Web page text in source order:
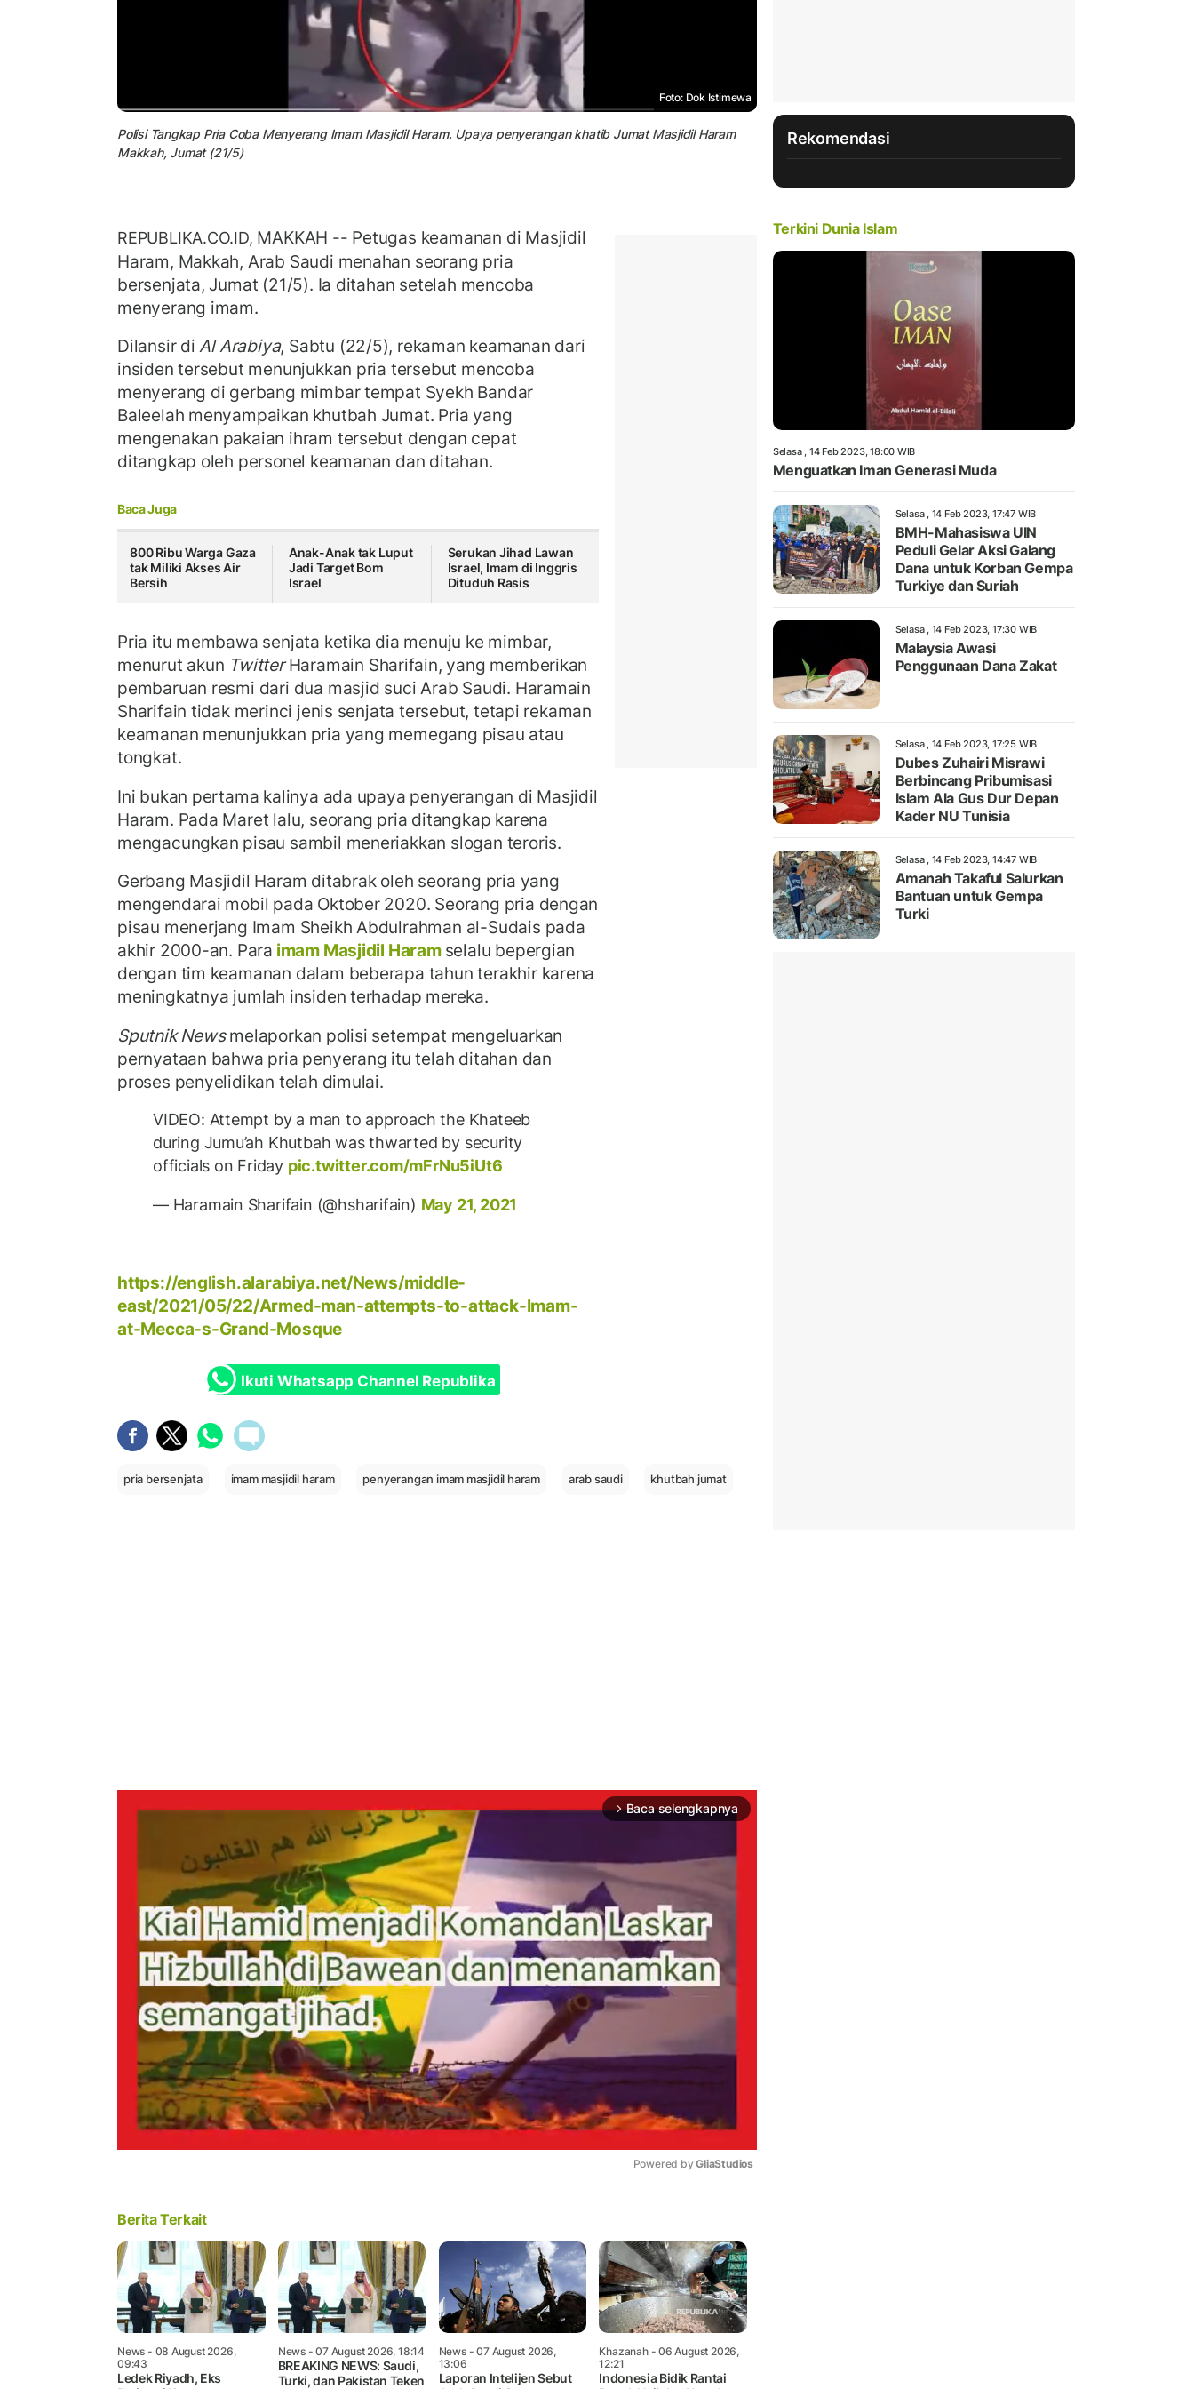
Foto: Dok Istimewa
Polisi Tangkap Pria Coba Menyerang Imam Masjidil Haram. Upaya penyerangan khatib Jumat Masjidil Haram
Makkah, Jumat (21/5)
REPUBLIKA.CO.ID, MAKKAH -- Petugas keamanan di Masjidil
Haram, Makkah, Arab Saudi menahan seorang pria
bersenjata, Jumat (21/5). Ia ditahan setelah mencoba
menyerang imam.
Dilansir diAl Arabiya, Sabtu (22/5), rekaman keamanan dari
insiden tersebut menunjukkan pria tersebut mencoba
menyerang di gerbang mimbar tempat Syekh Bandar
Baleelah menyampaikan khutbah Jumat. Pria yang
mengenakan pakaian ihram tersebut dengan cepat
ditangkap oleh personel keamanan dan ditahan.
Baca Juga
800 Ribu Warga Gaza
tak Miliki Akses Air
Bersih
Anak-Anak tak Luput
Jadi Target Bom
Israel
Serukan Jihad Lawan
Israel, Imam di Inggris
Dituduh Rasis
Pria itu membawa senjata ketika dia menuju ke mimbar,
menurut akun TwitterHaramain Sharifain, yang memberikan
pembaruan resmi dari dua masjid suci Arab Saudi. Haramain
Sharifain tidak merinci jenis senjata tersebut, tetapi rekaman
keamanan menunjukkan pria yang memegang pisau atau
tongkat.
Ini bukan pertama kalinya ada upaya penyerangan di Masjidil
Haram. Pada Maret lalu, seorang pria ditangkap karena
mengacungkan pisau sambil meneriakkan slogan teroris.
Gerbang Masjidil Haram ditabrak oleh seorang pria yang
mengendarai mobil pada Oktober 2020. Seorang pria dengan
pisau menerjang Imam Sheikh Abdulrahman al-Sudais pada
akhir 2000-an. Para imam Masjidil Haram selalu bepergian
dengan tim keamanan dalam beberapa tahun terakhir karena
meningkatnya jumlah insiden terhadap mereka.
Sputnik Newsmelaporkan polisi setempat mengeluarkan
pernyataan bahwa pria penyerang itu telah ditahan dan
proses penyelidikan telah dimulai.
VIDEO: Attempt by a man to approach the Khateeb
during Jumu’ah Khutbah was thwarted by security
officials on Friday pic.twitter.com/mFrNu5iUt6
— Haramain Sharifain (@hsharifain) May 21, 2021
https://english.alarabiya.net/News/middle-
east/2021/05/22/Armed-man-attempts-to-attack-Imam-
at-Mecca-s-Grand-Mosque
Ikuti Whatsapp Channel Republika
pria bersenjata imam masjidil haram penyerangan imam masjidil haram arab saudi khutbah jumat
arrow_forward_ios Baca selengkapnya
Powered by GliaStudios
Berita Terkait
News - 08 August 2026,
09:43
Ledek Riyadh, Eks
News- 07 August 2026, 18:14
BREAKING NEWS: Saudi,
Turki, dan Pakistan Teken
News- 07 August 2026,
13:06
Laporan Intelijen Sebut
Khazanah- 06 August 2026,
12:21
Indonesia Bidik Rantai
Rekomendasi
Terkini Dunia Islam
Selasa , 14 Feb 2023, 18:00 WIB
Menguatkan Iman Generasi Muda
Selasa , 14 Feb 2023, 17:47 WIB
BMH-Mahasiswa UIN
Peduli Gelar Aksi Galang
Dana untuk Korban Gempa
Turkiye dan Suriah
Selasa , 14 Feb 2023, 17:30 WIB
Malaysia Awasi
Penggunaan Dana Zakat
Selasa , 14 Feb 2023, 17:25 WIB
Dubes Zuhairi Misrawi
Berbincang Pribumisasi
Islam Ala Gus Dur Depan
Kader NU Tunisia
Selasa , 14 Feb 2023, 14:47 WIB
Amanah Takaful Salurkan
Bantuan untuk Gempa
Turki